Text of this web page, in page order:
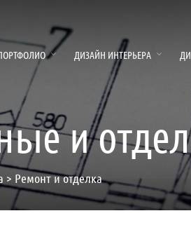
ДИЗАЙН ИНТЕРЬЕРА
и
> Ремонт и отделка